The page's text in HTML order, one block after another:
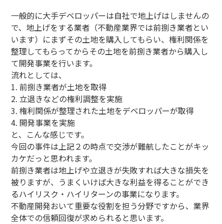
一般的に大手デベロッパーは自社で地上げはしませんの
で、地上げをする業者（不動産業界では前捌き業者とい
います）にまずその土地を購入してもらい、権利関係を
整理してもらってからその土地を前捌き業者から購入し
て開発事業を行います。
流れとしては、
1. 前捌き業者が土地を取得
2. 立退きなどの権利調整を実施
3. 権利関係が整理された土地をデベロッパーが取得
4. 開発事業を実施
と、こんな感じです。
今回の事件は上記２の時点で交渉が難航したことがキッ
カケだっと思われます。
前捌き業者は地上げや立退きが失敗すれば大きな損失を
被りますが、うまくいけば大きな利益を得ることができ
るハイリスク・ハイリターンの事業になります。
不動産開発おいて重要な役割を担う分野ですから、業界
全体での信頼回復が求められると思います。